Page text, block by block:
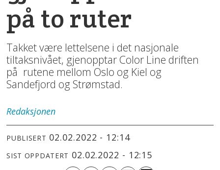
på to ruter
Takket være lettelsene i det nasjonale
tiltaksnivået, gjenopptar Color Line driften
på rutene mellom Oslo og Kiel og
Sandefjord og Strømstad.
Redaksjonen
PUBLISERT 02.02.2022 - 12:14
SIST OPPDATERT 02.02.2022 - 12:15